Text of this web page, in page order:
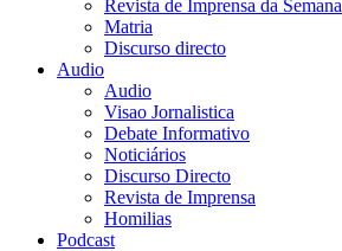
Revista de Imprensa da Semana
Matria
Discurso directo
Audio
Audio
Visao Jornalistica
Debate Informativo
Noticiários
Discurso Directo
Revista de Imprensa
Homilias
Podcast